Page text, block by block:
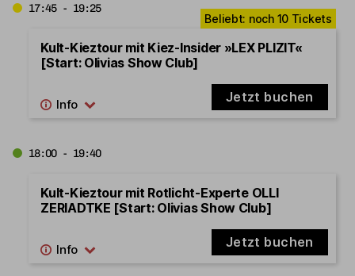
17:45 - 19:25
Kult-Kieztour mit Kiez-Insider »LEX PLIZIT«
[Start: Olivias Show Club]
Jetzt buchen
18:00 - 19:40
Kult-Kieztour mit Rotlicht-Experte OLLI
ZERIADTKE [Start: Olivias Show Club]
Jetzt buchen